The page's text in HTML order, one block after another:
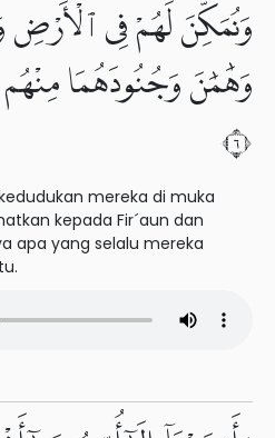
وَنُمَكِّنَ لَهُمْ فِى
وَهَٰمَٰنَ وَجُنُودَهُمَا مِنْهُم
٦
mereka di muka
kepada Fir´aun dan
apa yang selalu mereka